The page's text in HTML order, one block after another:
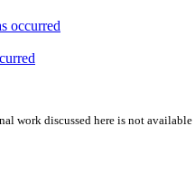
occurred
work discussed here is not